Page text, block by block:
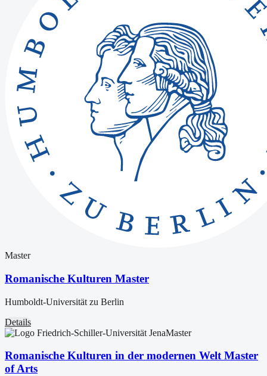
Master
Romanische Kulturen Master
Humboldt-Universität zu Berlin
Details
Master
Romanische Kulturen in der modernen Welt Master
of Arts